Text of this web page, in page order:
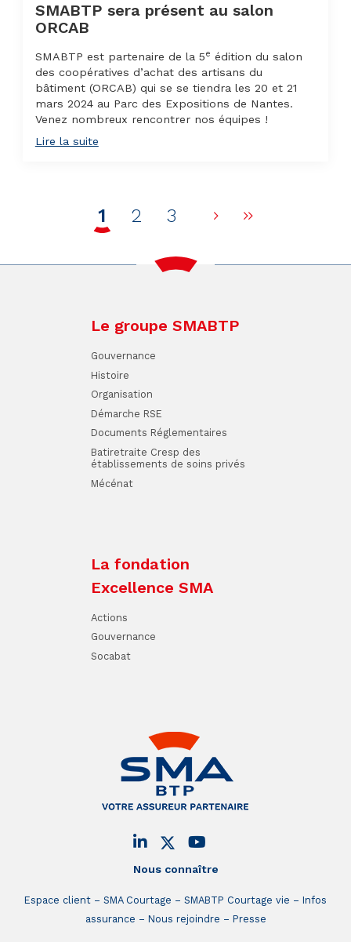
SMABTP sera présent au salon
ORCAB
SMABTP est partenaire de la 5e édition du salon
des coopératives d’achat des artisans du
bâtiment (ORCAB) qui se se tiendra les 20 et 21
mars 2024 au Parc des Expositions de Nantes.
Venez nombreux rencontrer nos équipes !
Lire la suite
1 2 3
Page suivante
Nous connaître
Espace client SMA Courtage SMABTP Courtage vie
Infos
assurance
Nous rejoindre Presse
Le groupe SMABTP
Gouvernance
Histoire
Organisation
Démarche RSE
Documents Réglementaires
Batiretraite Cresp des
établissements de soins privés
Mécénat
La fondation
Excellence SMA
Actions
Gouvernance
Socabat